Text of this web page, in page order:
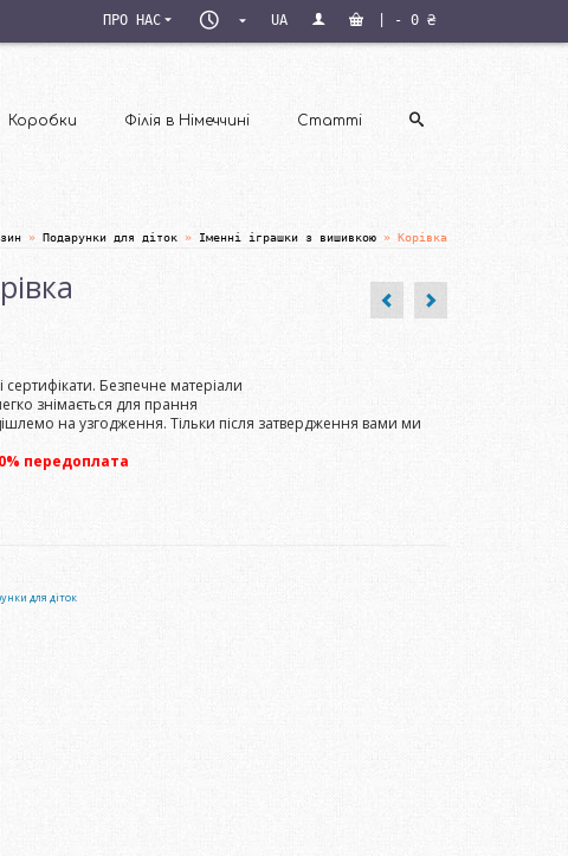
ПРО НАС
ПН–
ПТ
UA - 0 ₴
Коробки Філія в Німеччині Статті
» Подарунки для діток » Іменні іграшки з вишивкою » Корівка
Безпечне матеріали
знімається для прання
на узгодження. Тільки після затвердження вами ми
передоплата
для діток